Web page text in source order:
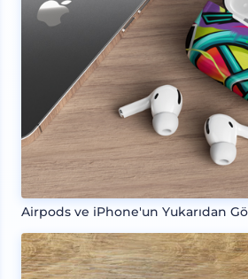
Airpods ve iPhone'un Yukarıdan